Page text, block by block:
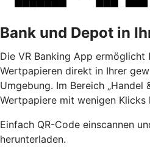
Bank und Depot in
Die VR Banking App ermöglicht
Wertpapieren direkt in Ihrer
Umgebung. Im Bereich „Handel
Wertpapiere mit wenigen Klicks
Einfach QR-Code einscannen
herunterladen.